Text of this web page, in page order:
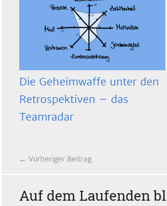
Die Geheimwaffe unter den
Retrospektiven – das
Teamradar
← Vorheriger Beitrag
Auf dem Laufenden